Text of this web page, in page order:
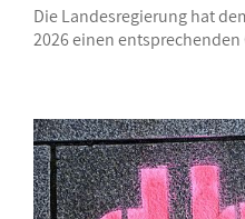
Die Landesregierung hat
2026 einen